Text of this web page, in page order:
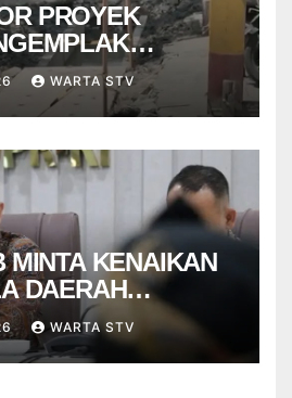
PROYEK
WARGA
WARTA STV
MINTA KENAIKAN
DAERAH
WARTA STV